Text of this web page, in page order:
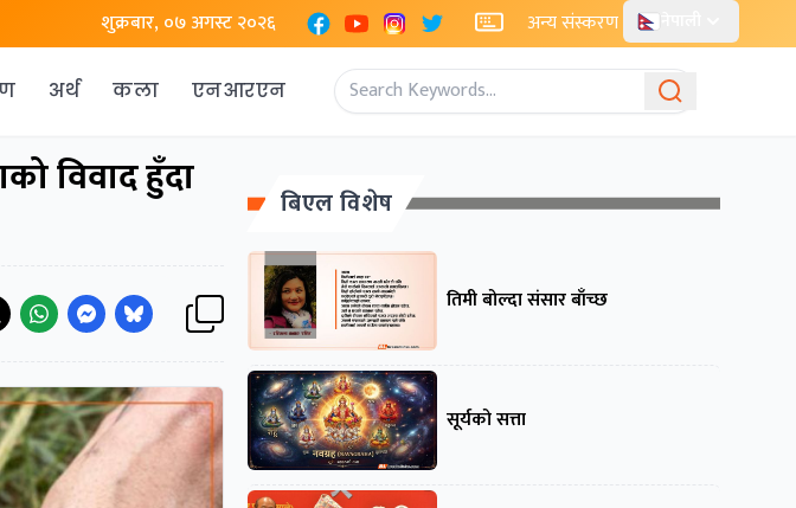
शुक्रबार, ०७ अगस्ट २०२६ FacebookYouTubeInstagram
X अन्य संस्करण
अर्थ कला एनआरएन
विवाद हुँदा बिएल विशेष
तिमी बोल्दा संसार बाँच्छ
सूर्यको सत्ता